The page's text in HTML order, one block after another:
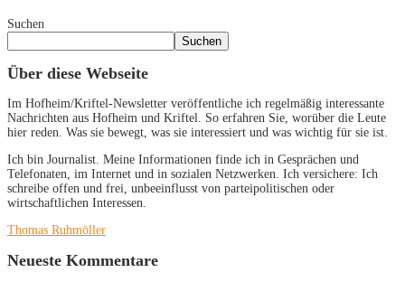
Suchen
Suchen
Über diese Webseite
Im Hofheim/Kriftel-Newsletter veröffentliche ich regelmäßig interessante
Nachrichten aus Hofheim und Kriftel. So erfahren Sie, worüber die Leute
hier reden. Was sie bewegt, was sie interessiert und was wichtig für sie ist.
Ich bin Journalist. Meine Informationen finde ich in Gesprächen und
Telefonaten, im Internet und in sozialen Netzwerken. Ich versichere: Ich
schreibe offen und frei, unbeeinflusst von parteipolitischen oder
wirtschaftlichen Interessen.
Thomas Ruhmöller
Neueste Kommentare